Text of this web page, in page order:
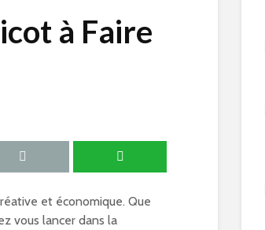
à Faire
et économique. Que
vous lancer dans la